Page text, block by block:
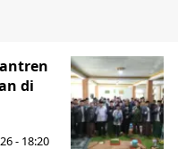
di
- 18:20